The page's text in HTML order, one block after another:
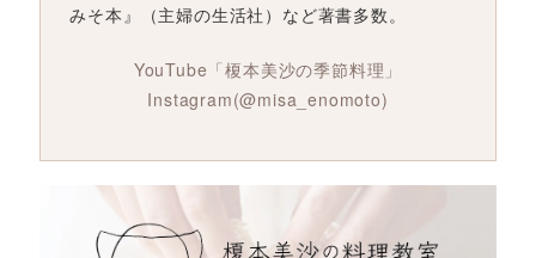
みそ本』（主婦の生活社）など著書多数。
YouTube「榎本美沙の季節料理」
Instagram(@misa_enomoto)